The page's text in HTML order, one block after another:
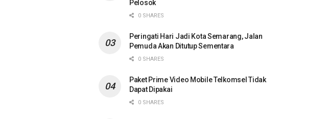
Pelosok
0 SHARES
Peringati Hari Jadi Kota Semarang, Jalan
Pemuda Akan Ditutup Sementara
0 SHARES
Paket Prime Video Mobile Telkomsel Tidak
Dapat Dipakai
0 SHARES